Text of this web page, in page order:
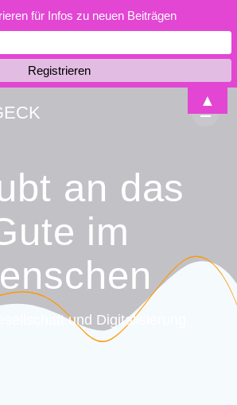
an das
im
und Digitalisierung
für Infos zu neuen Beiträgen
▲